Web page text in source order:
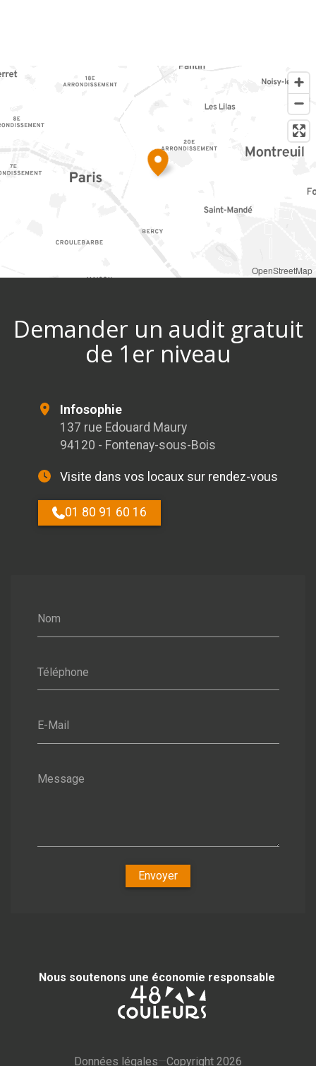
OpenStreetMap
Demander un audit gratuit
de 1er niveau
Nom
Téléphone
E-Mail
Message
Envoyer
Infosophie
137 rue Edouard Maury
94120 - Fontenay-sous-Bois
Visite dans vos locaux sur rendez-vous
01 80 91 60 16
Nous soutenons une économie responsable
Données légales—Copyright 2026